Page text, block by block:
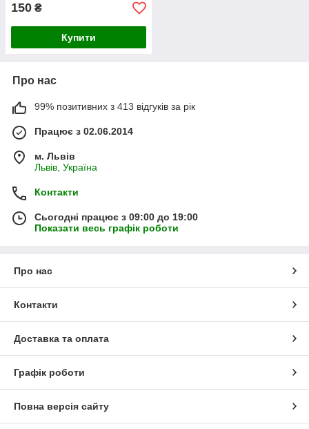
150 ₴
Купити
Про нас
99% позитивних з 413 відгуків за рік
Працює з 02.06.2014
м. Львів
Львів, Україна
Контакти
Сьогодні працює з 09:00 до 19:00
Показати весь графік роботи
Про нас
Контакти
Доставка та оплата
Графік роботи
Повна версія сайту